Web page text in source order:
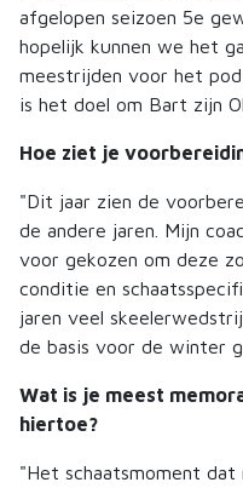
afgelopen seizoen 5e
hopelijk kunnen we het
meestrijden voor het
is het doel om Bart zijn
Hoe ziet je
"Dit jaar zien de
de andere jaren. Mijn
voor gekozen om deze
conditie en
jaren veel
de basis voor de winter
Wat is je meest
hiertoe?
"Het schaatsmoment